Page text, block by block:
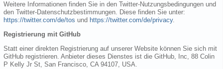
Weitere Informationen finden Sie in den Twitter-Nutzungsbedingungen und
den Twitter-Datenschutzbestimmungen. Diese finden Sie unter:
https://twitter.com/de/tos und https://twitter.com/de/privacy.
Registrierung mit GitHub
Statt einer direkten Registrierung auf unserer Website können Sie sich mit
GitHub registrieren. Anbieter dieses Dienstes ist die GitHub, Inc, 88 Colin
P Kelly Jr St, San Francisco, CA 94107, USA.